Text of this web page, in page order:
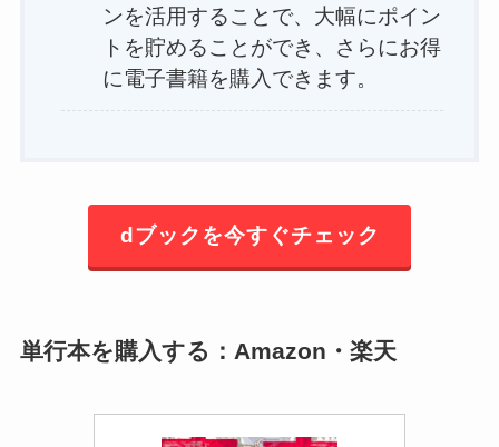
ンを活用することで、大幅にポイン
トを貯めることができ、さらにお得
に電子書籍を購入できます。
dブックを今すぐチェック
単行本を購入する：Amazon・楽天